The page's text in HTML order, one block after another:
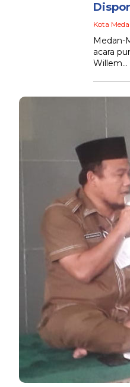
Kota
Medan-
acara
Willem…